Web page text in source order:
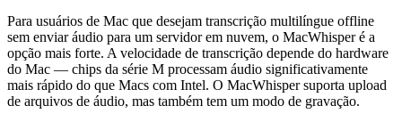
Para usuários de Mac que desejam transcrição multilíngue offline
sem enviar áudio para um servidor em nuvem, o MacWhisper é a
opção mais forte. A velocidade de transcrição depende do hardware
do Mac — chips da série M processam áudio significativamente
mais rápido do que Macs com Intel. O MacWhisper suporta upload
de arquivos de áudio, mas também tem um modo de gravação.